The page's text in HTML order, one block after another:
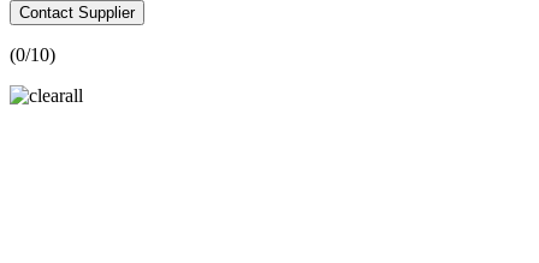
Contact Supplier
(0/10)